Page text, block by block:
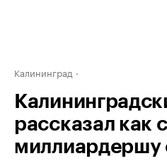
Калининград
рассказал как
миллиардершу